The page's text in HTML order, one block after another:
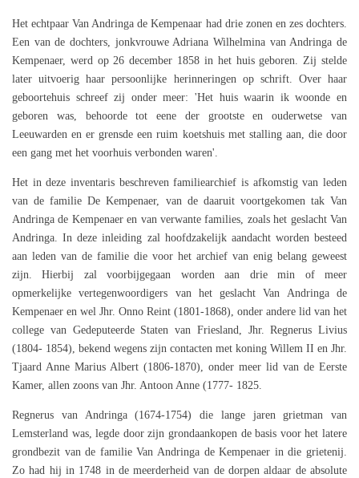
Het echtpaar Van Andringa de Kempenaar had drie zonen en zes dochters.
Een van de dochters, jonkvrouwe Adriana Wilhelmina van Andringa de
Kempenaer, werd op 26 december 1858 in het huis geboren. Zij stelde
later uitvoerig haar persoonlijke herinneringen op schrift. Over haar
geboortehuis schreef zij onder meer: 'Het huis waarin ik woonde en
geboren was, behoorde tot eene der grootste en ouderwetse van
Leeuwarden en er grensde een ruim koetshuis met stalling aan, die door
een gang met het voorhuis verbonden waren'.
Het in deze inventaris beschreven familiearchief is afkomstig van leden
van de familie De Kempenaer, van de daaruit voortgekomen tak Van
Andringa de Kempenaer en van verwante families, zoals het geslacht Van
Andringa. In deze inleiding zal hoofdzakelijk aandacht worden besteed
aan leden van de familie die voor het archief van enig belang geweest
zijn. Hierbij zal voorbijgegaan worden aan drie min of meer
opmerkelijke vertegenwoordigers van het geslacht Van Andringa de
Kempenaer en wel Jhr. Onno Reint (1801-1868), onder andere lid van het
college van Gedeputeerde Staten van Friesland, Jhr. Regnerus Livius
(1804- 1854), bekend wegens zijn contacten met koning Willem II en Jhr.
Tjaard Anne Marius Albert (1806-1870), onder meer lid van de Eerste
Kamer, allen zoons van Jhr. Antoon Anne (1777- 1825.
Regnerus van Andringa (1674-1754) die lange jaren grietman van
Lemsterland was, legde door zijn grondaankopen de basis voor het latere
grondbezit van de familie Van Andringa de Kempenaer in die grietenij.
Zo had hij in 1748 in de meerderheid van de dorpen aldaar de absolute